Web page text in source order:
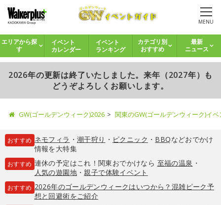
MENU
エリアから探
す
イベント
カレンダー
イベント
ランキング
カテゴリ別
おすすめ
最新
ニュース
2026年の更新は終了いたしました。来年（2027年）も
どうぞよろしくお願いします。
GW(ゴールデンウィーク)2026 関東のGW(ゴールデンウィーク)イ
おすすめ ネモフィラ ・ 潮干狩り ・ ピクニック ・ BBQなどおでかけ
情報を大特集
おすすめ 連休の予定はこれ！関東おでかけなら 至福の温泉 ・
人気の遊園地・親子で体験イベント
おすすめ 2026年のゴールデンウィークはいつから？混雑ピーク予
想と回避術をご紹介